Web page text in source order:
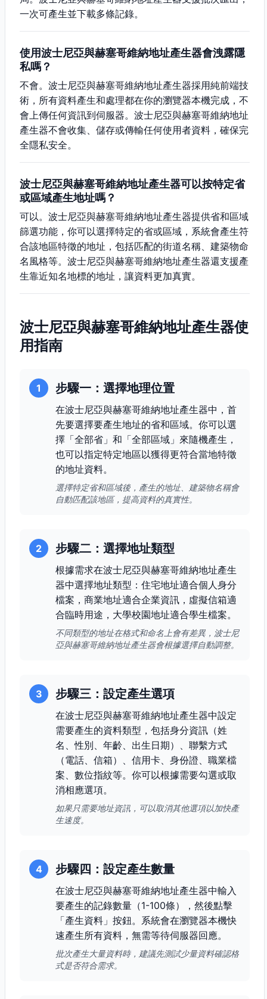
一次可產生並下載多條記錄。
使用波士尼亞與赫塞哥維納地址產生器會洩露隱
私嗎？
不會。波士尼亞與赫塞哥維納地址產生器採用純前端技
術，所有資料產生和處理都在你的瀏覽器本機完成，不
會上傳任何資訊到伺服器。波士尼亞與赫塞哥維納地址
產生器不會收集、儲存或傳輸任何使用者資料，確保完
全隱私安全。
波士尼亞與赫塞哥維納地址產生器可以按特定省
或區域產生地址嗎？
可以。波士尼亞與赫塞哥維納地址產生器提供省和區域
篩選功能，你可以選擇特定的省或區域，系統會產生符
合該地區特徵的地址，包括匹配的街道名稱、建築物命
名風格等。波士尼亞與赫塞哥維納地址產生器還支援產
生靠近知名地標的地址，讓資料更加真實。
波士尼亞與赫塞哥維納地址產生器使
用指南
1 步驟一：選擇地理位置
在波士尼亞與赫塞哥維納地址產生器中，首
先要選擇要產生地址的省和區域。你可以選
擇「全部省」和「全部區域」來隨機產生，
也可以指定特定地區以獲得更符合當地特徵
的地址資料。
選擇特定省和區域後，產生的地址、建築物名稱會
自動匹配該地區，提高資料的真實性。
2 步驟二：選擇地址類型
根據需求在波士尼亞與赫塞哥維納地址產生
器中選擇地址類型：住宅地址適合個人身分
檔案，商業地址適合企業資訊，虛擬信箱適
合臨時用途，大學校園地址適合學生檔案。
不同類型的地址在格式和命名上會有差異，波士尼
亞與赫塞哥維納地址產生器會根據選擇自動調整。
3 步驟三：設定產生選項
在波士尼亞與赫塞哥維納地址產生器中設定
需要產生的資料類型，包括身分資訊（姓
名、性別、年齡、出生日期）、聯繫方式
（電話、信箱）、信用卡、身份證、職業檔
案、數位指紋等。你可以根據需要勾選或取
消相應選項。
如果只需要地址資訊，可以取消其他選項以加快產
生速度。
4 步驟四：設定產生數量
在波士尼亞與赫塞哥維納地址產生器中輸入
要產生的記錄數量（1-100條），然後點擊
「產生資料」按鈕。系統會在瀏覽器本機快
速產生所有資料，無需等待伺服器回應。
批次產生大量資料時，建議先測試少量資料確認格
式是否符合需求。